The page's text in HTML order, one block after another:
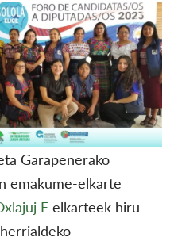
Garapenerako
emakume-elkarte
E elkarteek hiru